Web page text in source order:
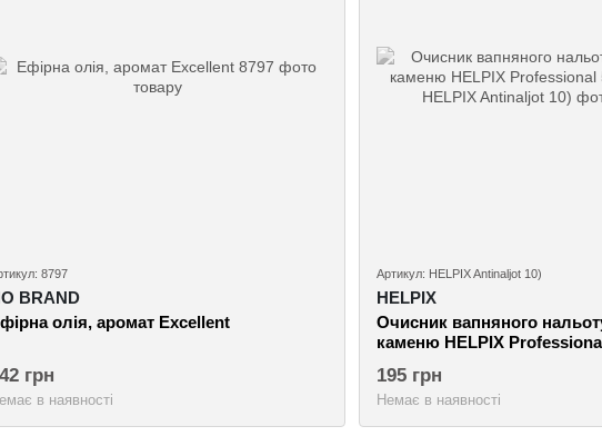
8797
BRAND
олія, аромат Excellent
грн
в наявності
Артикул: HELPIX Antinaljot 10)
HELPIX
Очисник вапняного
каменю HELPIX
195 грн
Немає в наявності